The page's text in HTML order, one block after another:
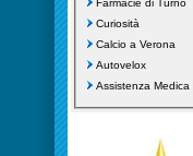
Curiosità
Calcio a Verona
Autovelox
Assistenza Medica